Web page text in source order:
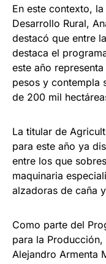
En este contexto,
Desarrollo Rural,
destacó que entre
destaca el
este año
pesos y contempla
de 200 mil
La titular de
para este año ya
entre los que
maquinaria
alzadoras de caña
Como parte del
para la
Alejandro Armenta